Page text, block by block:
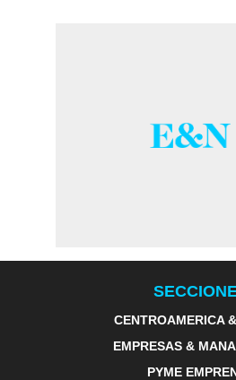
CENTROAMERICA
EMPRESAS &
PYME